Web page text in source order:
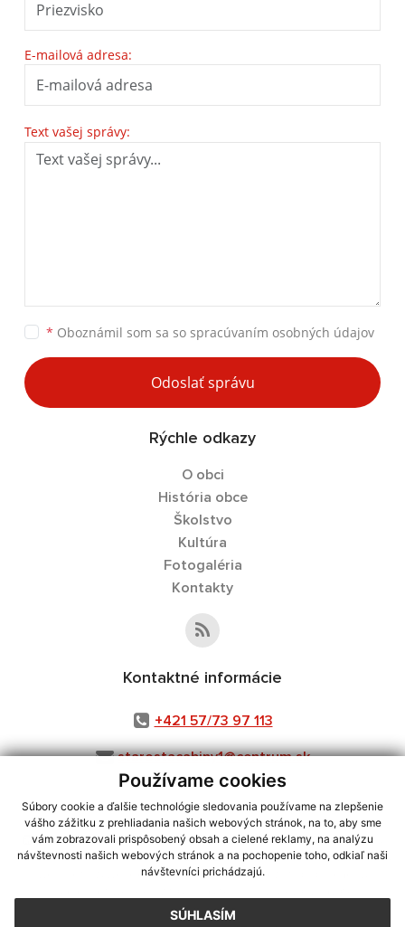
Používame cookies
Súbory cookie a ďalšie technológie sledovania používame na zlepšenie
vášho zážitku z prehliadania našich webových stránok, na to, aby sme
vám zobrazovali prispôsobený obsah a cielené reklamy, na analýzu
návštevnosti našich webových stránok a na pochopenie toho, odkiaľ naši
návštevníci prichádzajú.
SÚHLASÍM
E-mailová adresa:
Text vašej správy:
* Oboznámil som sa so spracúvaním osobných údajov
Odoslať správu
Rýchle odkazy
O obci
História obce
Školstvo
Kultúra
Fotogaléria
Kontakty
Kontaktné informácie
+421 57/73 97 113
starostacabiny1@centrum.sk
využite možnosť získavania aktuálnych informácií s využitím RSS
CMS systém (redakčný) systém ECHELON 2,Mapa stránok,web portál
webex.digital, s.r.o.,domény,registrácia domény